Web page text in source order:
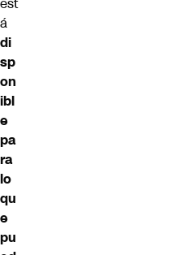
á
di
sp
on
ibl
e
pa
ra
lo
qu
e
pu